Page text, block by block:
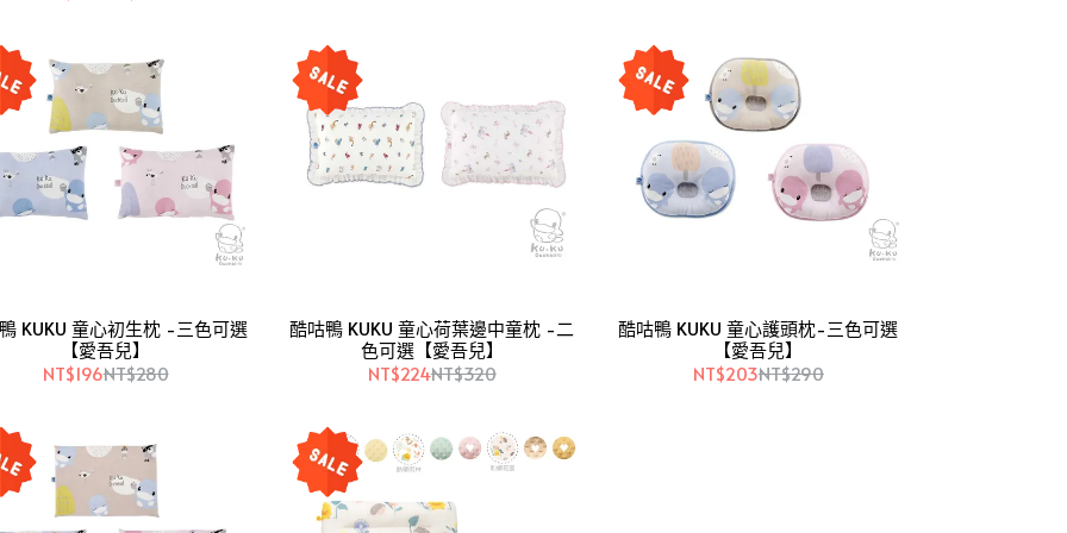
KUKU 童心初生枕 -三色可選
【愛吾兒】
NT$196NT$280
酷咕鴨 KUKU 童心荷葉邊中童枕 -二
色可選【愛吾兒】
NT$224NT$320
酷咕鴨 KUKU 童心護頭枕-三色可選
【愛吾兒】
NT$203NT$290